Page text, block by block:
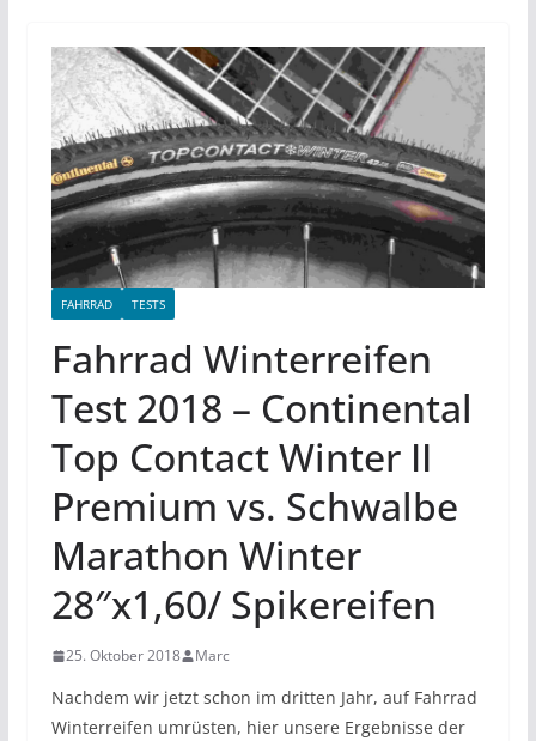
FAHRRAD TESTS
Fahrrad Winterreifen
Test 2018 – Continental
Top Contact Winter II
Premium vs. Schwalbe
Marathon Winter
28″x1,60/ Spikereifen
25. Oktober 2018 Marc
Nachdem wir jetzt schon im dritten Jahr, auf Fahrrad
Winterreifen umrüsten, hier unsere Ergebnisse der